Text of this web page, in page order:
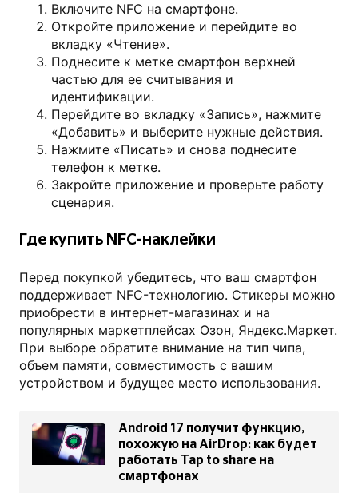
Включите NFC на смартфоне.
Откройте приложение и перейдите во
вкладку «Чтение».
Поднесите к метке смартфон верхней
частью для ее считывания и
идентификации.
Перейдите во вкладку «Запись», нажмите
«Добавить» и выберите нужные действия.
Нажмите «Писать» и снова поднесите
телефон к метке.
Закройте приложение и проверьте работу
сценария.
Где купить NFC-наклейки
Перед покупкой убедитесь, что ваш смартфон
поддерживает NFC-технологию. Стикеры можно
приобрести в интернет-магазинах и на
популярных маркетплейсах Озон, Яндекс.Маркет.
При выборе обратите внимание на тип чипа,
объем памяти, совместимость с вашим
устройством и будущее место использования.
Android 17 получит функцию,
похожую на AirDrop: как будет
работать Tap to share на
смартфонах